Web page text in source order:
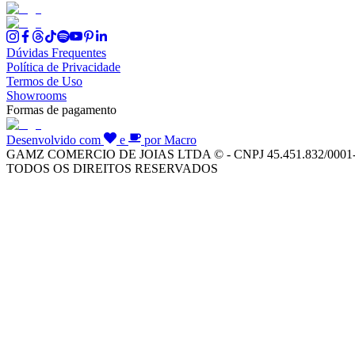
Dúvidas Frequentes
Política de Privacidade
Termos de Uso
Showrooms
Formas de pagamento
Desenvolvido com e
por Macro
GAMZ COMERCIO DE JOIAS LTDA © - CNPJ 45.451.832/
TODOS OS DIREITOS RESERVADOS